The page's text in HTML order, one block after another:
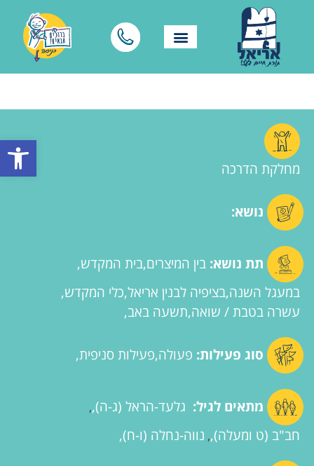
פתח
מחלקת הדרכה
נושא:
תת נושא: בין המיצרים בית המקדש
במעגל השנה בציפיה לבנין אריאל כלי המקדש
עשרה בטבת / שואה תשעה באב
סוג פעילות: פעולה פעילות סניפית
מתאים לגיל: גלעד-הראל (ג-ה) ,
חב"ב (ט ומעלה) , נווה-נחלה (ו-ח)